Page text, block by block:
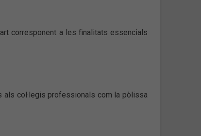
corresponent a les finalitats essencials
col·legis professionals com la pòlissa